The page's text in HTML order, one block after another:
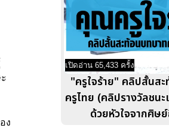
ง
เปิดอ่าน 65,433 ครั้ง
"ครูใจร้าย" คลิปสั้นส
ครูไทย (คลิปรางวัลชนะ
ด้วยหัวใจจากศิษ